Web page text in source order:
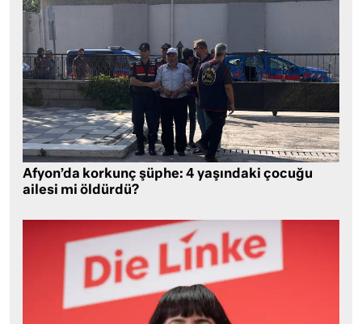
Afyon’da korkunç şüphe: 4 yaşındaki çocuğu
ailesi mi öldürdü?